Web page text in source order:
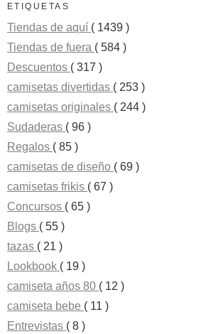
ETIQUETAS
Tiendas de aquí ( 1439 )
Tiendas de fuera ( 584 )
Descuentos ( 317 )
camisetas divertidas ( 253 )
camisetas originales ( 244 )
Sudaderas ( 96 )
Regalos ( 85 )
camisetas de diseño ( 69 )
camisetas frikis ( 67 )
Concursos ( 65 )
Blogs ( 55 )
tazas ( 21 )
Lookbook ( 19 )
camiseta años 80 ( 12 )
camiseta bebe ( 11 )
Entrevistas ( 8 )